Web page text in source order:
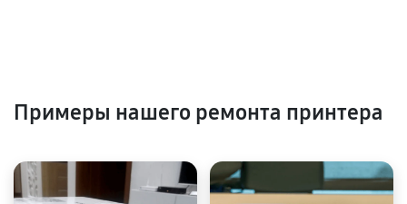
Примеры нашего ремонта принтера